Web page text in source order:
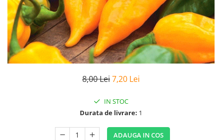
8,00 Lei7,20 Lei
IN STOC
Durata de livrare: 1
ADAUGA IN COS